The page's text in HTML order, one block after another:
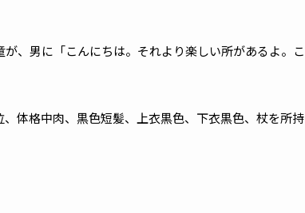
、男に「こんにちは。それより楽しい所があるよ。
体格中肉、黒色短髪、上衣黒色、下衣黒色、杖を所